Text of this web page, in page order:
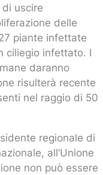
uscire
delle
piante infettate
ciliegio infettato. I
daranno
risulterà recente
nel raggio di 50
regionale di
all’Unione
non può essere